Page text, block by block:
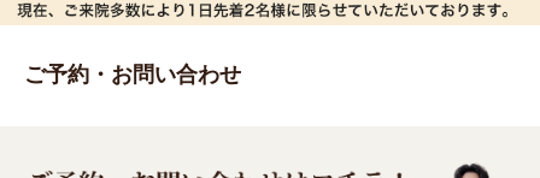
ご予約・お問い合わせ